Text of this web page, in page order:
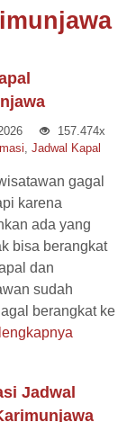
157.474x
, Jadwal Kapal
gagal
karena
ada yang
bisa berangkat
dan
sudah
berangkat ke
Jadwal